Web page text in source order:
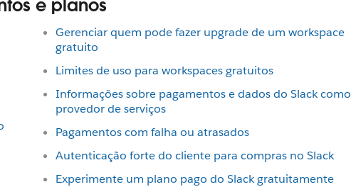
e planos
Gerenciar quem pode fazer upgrade de um workspace
gratuito
Limites de uso para workspaces gratuitos
Informações sobre pagamentos e dados do Slack como
provedor de serviços
Pagamentos com falha ou atrasados
Autenticação forte do cliente para compras no Slack
Experimente um plano pago do Slack gratuitamente